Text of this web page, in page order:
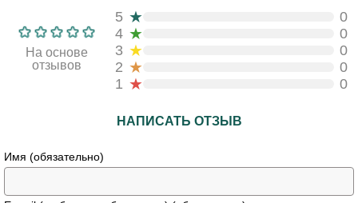
На основе
отзывов
5 ★
0
4 ★
0
3 ★
0
2 ★
0
1 ★ 0
НАПИСАТЬ ОТЗЫВ
Имя (обязательно)